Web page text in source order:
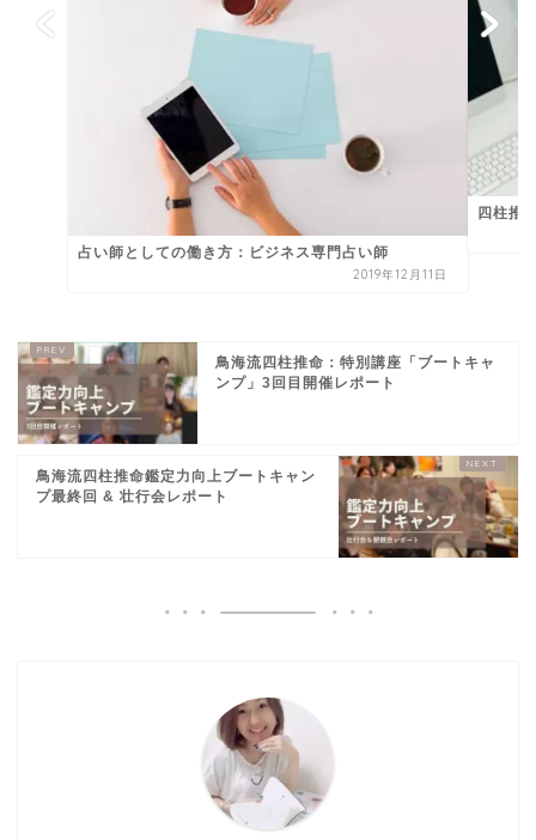
占い師としての働き方：ビジネス専門占い師
2019年12月11日
四柱推
鳥海流四柱推命：特別講座「ブートキャ
ンプ」3回目開催レポート
鳥海流四柱推命鑑定力向上ブートキャン
プ最終回 & 壮行会レポート